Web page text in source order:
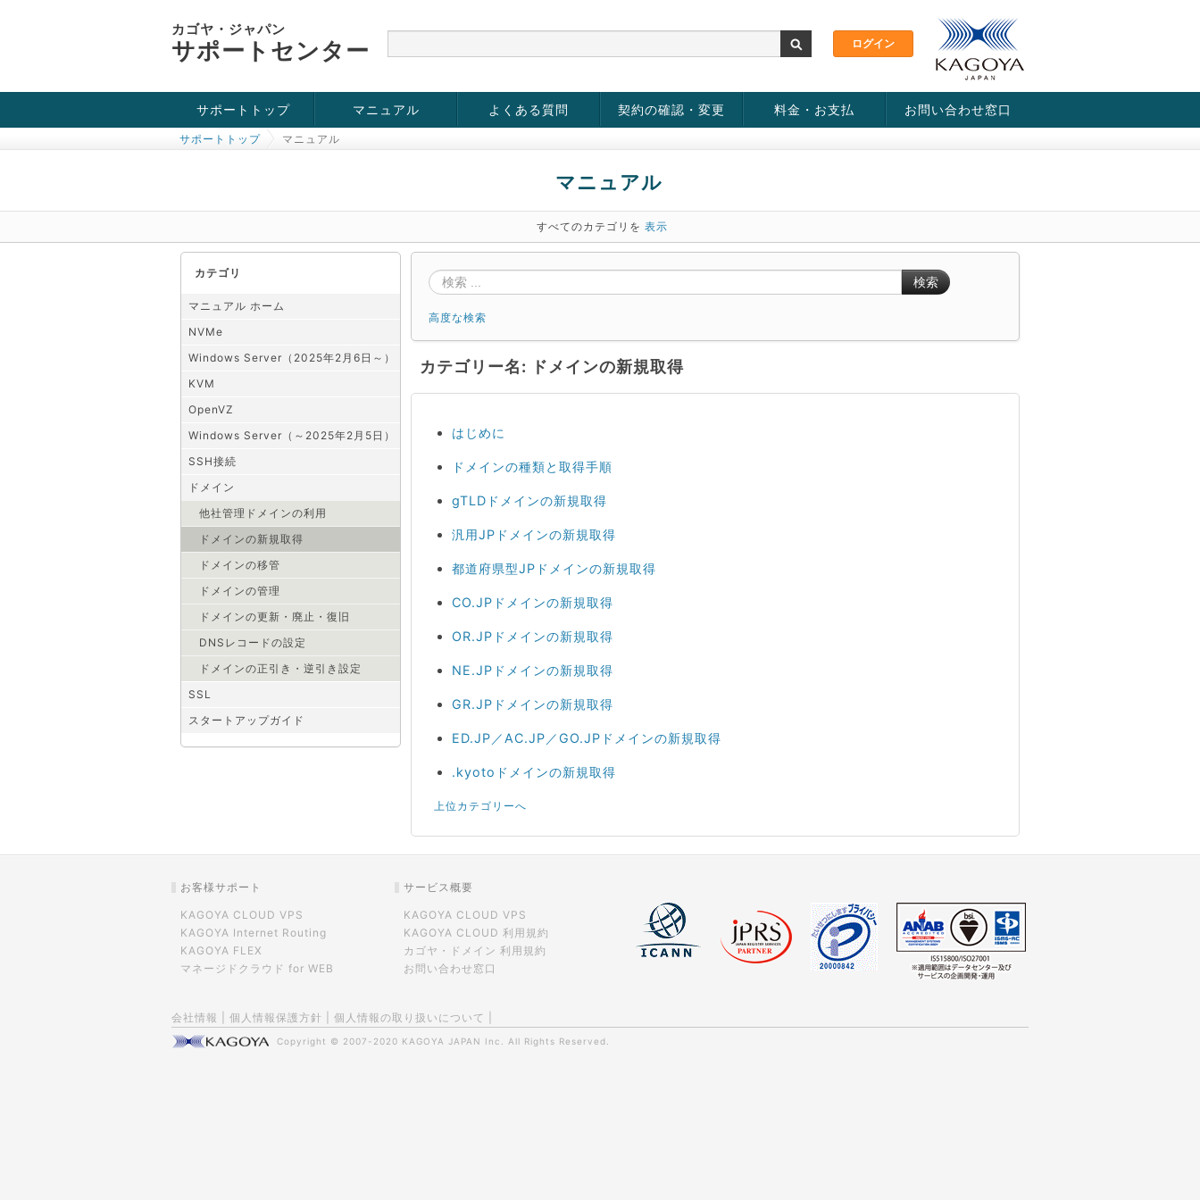
カゴヤ・ジャパン
サポートセンター
サポートトップ
お役立ち情報
チュートリアル
障害・メンテナンス情報
マニュアル
KVM
OpenVZ
Windows Server
SSH接続
ドメイン
SSL
よくある質問 契約の確認・変更 料金・お支払 お問い合わせ窓口
サポートトップ マニュアル
マニュアル
すべてのカテゴリを 表示
カテゴリ
マニュアル ホーム
NVMe
Windows Server（2025年2月6日～）
KVM
OpenVZ
Windows Server（～2025年2月5日）
SSH接続
ドメイン
他社管理ドメインの利用
ドメインの新規取得
ドメインの移管
ドメインの管理
ドメインの更新・廃止・復旧
DNSレコードの設定
ドメインの正引き・逆引き設定
SSL
スタートアップガイド
検索
高度な検索
カテゴリー名: ドメインの新規取得
はじめに
ドメインの種類と取得手順
gTLDドメインの新規取得
汎用JPドメインの新規取得
都道府県型JPドメインの新規取得
CO.JPドメインの新規取得
OR.JPドメインの新規取得
NE.JPドメインの新規取得
GR.JPドメインの新規取得
ED.JP／AC.JP／GO.JPドメインの新規取得
.kyotoドメインの新規取得
上位カテゴリーへ
お客様サポート
KAGOYA CLOUD VPS
KAGOYA Internet Routing
KAGOYA FLEX
マネージドクラウド for WEB
サービス概要
KAGOYA CLOUD VPS
KAGOYA CLOUD 利用規約
カゴヤ・ドメイン 利用規約
お問い合わせ窓口
会社情報 個人情報保護方針 個人情報の取り扱いについて
Copyright © 2007-2020 KAGOYA JAPAN Inc. All Rights Reserved.